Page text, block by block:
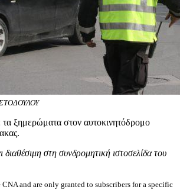
ξημερώματα στον αυτοκινητόδρομο
διαθέσιμη στη συνδρομητική ιστοσελίδα του
and are only granted to subscribers for a specific